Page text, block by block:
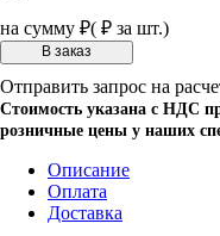
на сумму ₽( ₽ за шт.)
Отправить запрос на
Стоимость указана с НДС
розничные цены у наших
Описание
Оплата
Доставка